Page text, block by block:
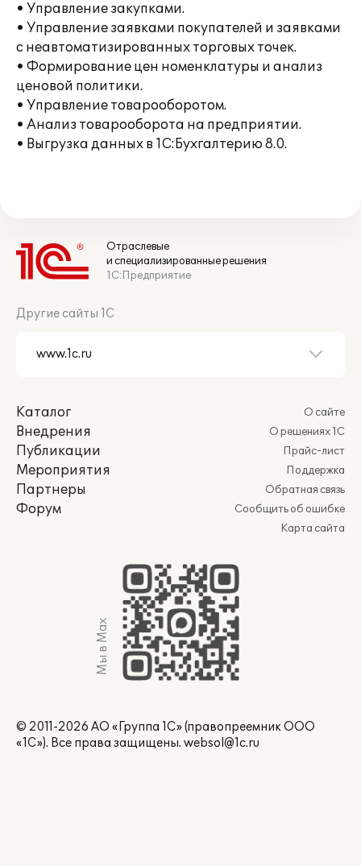
• Управление закупками.
• Управление заявками покупателей и заявками
с неавтоматизированных торговых точек.
• Формирование цен номенклатуры и анализ
ценовой политики.
• Управление товарооборотом.
• Анализ товарооборота на предприятии.
• Выгрузка данных в 1С:Бухгалтерию 8.0.
Отраслевые
и специализированные решения
1С:Предприятие
Другие сайты 1С
Каталог
Внедрения
Публикации
Мероприятия
Партнеры
Форум
О сайте
О решениях 1С
Прайс-лист
Поддержка
Обратная связь
Сообщить об ошибке
Карта сайта
Мы в Max
© 2011-2026 АО «Группа 1С» (правопреемник ООО
«1С»). Все права защищены. websol@1c.ru